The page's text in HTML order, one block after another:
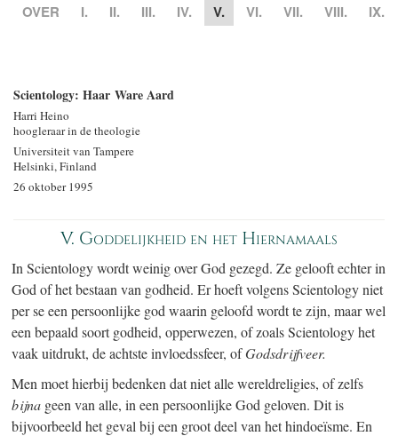
OVER I. II. III. IV. V. VI. VII. VIII. IX.
Scientology: Haar Ware Aard
Harri Heino
hoogleraar in de theologie
Universiteit van Tampere
Helsinki, Finland
26 oktober 1995
V. Goddelijkheid en het Hiernamaals
In Scientology wordt weinig over God gezegd. Ze gelooft echter in
God of het bestaan van godheid. Er hoeft volgens Scientology niet
per se een persoonlijke god waarin geloofd wordt te zijn, maar wel
een bepaald soort godheid, opperwezen, of zoals Scientology het
vaak uitdrukt, de achtste invloedssfeer, ofGodsdrijfveer.
Men moet hierbij bedenken dat niet alle wereldreligies, of zelfs
bijna geen van alle, in een persoonlijke God geloven. Dit is
bijvoorbeeld het geval bij een groot deel van het hindoeïsme. En